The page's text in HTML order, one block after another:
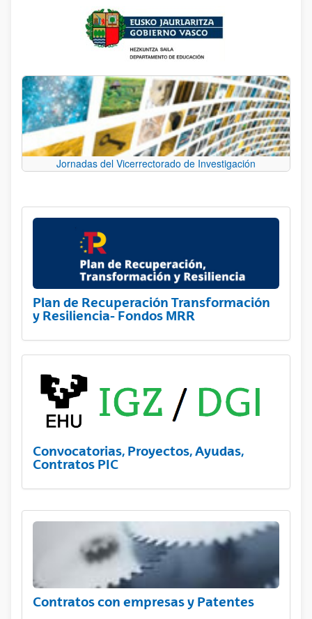
Jornadas del Vicerrectorado de Investigación
Plan de Recuperación Transformación
y Resiliencia- Fondos MRR
Convocatorias, Proyectos, Ayudas,
Contratos PIC
Contratos con empresas y Patentes